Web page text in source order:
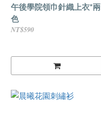
午後學院領巾針織上衣*兩
色
NT$590